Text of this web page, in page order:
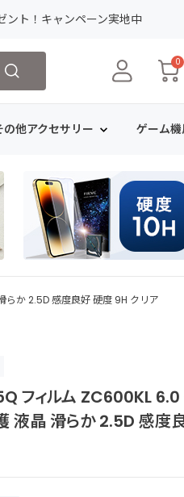
ント！キャンペーン実地中
0
の他アクセサリー ゲーム
か 2.5D 感度良好 硬度 9H クリア
フィルム ZC600KL 6.0
液晶 滑らか 2.5D 感度